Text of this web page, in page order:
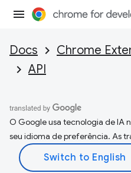
Docs Chrome
API
O Google usa tecnologia de IA
seu idioma de preferência. As